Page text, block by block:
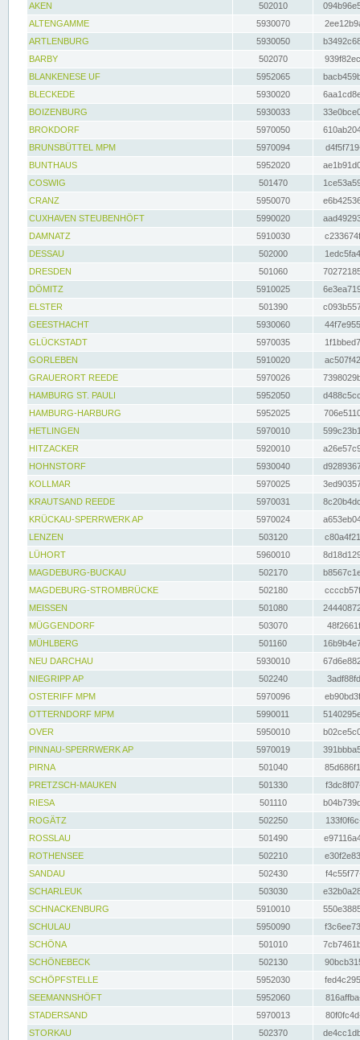
AKEN
502010
ALTENGAMME
5930070
ARTLENBURG
5930050
BARBY
502070
BLANKENESE UF
5952065
BLECKEDE
5930020
BOIZENBURG
5930033
BROKDORF
5970050
BRUNSBÜTTEL MPM
5970094
BUNTHAUS
5952020
COSWIG
501470
CRANZ
5950070
CUXHAVEN STEUBENHÖFT
5990020
DAMNATZ
5910030
DESSAU
502000
DRESDEN
501060
DÖMITZ
5910025
ELSTER
501390
GEESTHACHT
5930060
GLÜCKSTADT
5970035
GORLEBEN
5910020
GRAUERORT REEDE
5970026
HAMBURG ST. PAULI
5952050
HAMBURG-HARBURG
5952025
HETLINGEN
5970010
HITZACKER
5920010
HOHNSTORF
5930040
KOLLMAR
5970025
KRAUTSAND REEDE
5970031
KRÜCKAU-SPERRWERK AP
5970024
LENZEN
503120
LÜHORT
5960010
MAGDEBURG-BUCKAU
502170
MAGDEBURG-STROMBRÜCKE
502180
MEISSEN
501080
MÜGGENDORF
503070
MÜHLBERG
501160
NEU DARCHAU
5930010
NIEGRIPP AP
502240
OSTERIFF MPM
5970096
OTTERNDORF MPM
5990011
OVER
5950010
PINNAU-SPERRWERK AP
5970019
PIRNA
501040
PRETZSCH-MAUKEN
501330
RIESA
501110
ROGÄTZ
502250
ROSSLAU
501490
ROTHENSEE
502210
SANDAU
502430
SCHARLEUK
503030
SCHNACKENBURG
5910010
SCHULAU
5950090
SCHÖNA
501010
SCHÖNEBECK
502130
SCHÖPFSTELLE
5952030
SEEMANNSHÖFT
5952060
STADERSAND
5970013
STORKAU
502370